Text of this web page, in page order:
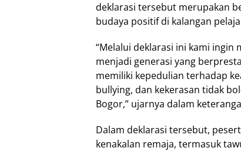
deklarasi tersebut merupakan
budaya positif di kalangan
“Melalui deklarasi ini kami ingin
menjadi generasi yang
memiliki kepedulian terhadap
bullying, dan kekerasan tidak
Bogor,” ujarnya dalam
Dalam deklarasi tersebut,
kenakalan remaja, termasuk